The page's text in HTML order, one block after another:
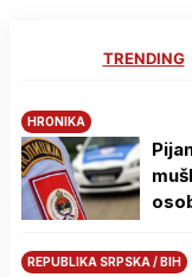
TRENDING
HRONIKA
REPUBLIKA SRPSKA / BIH